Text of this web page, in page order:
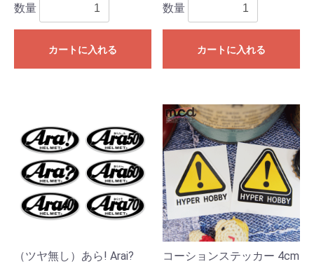
数量
カートに入れる
数量
カートに入れる
（ツヤ無し）あら! Arai?
コーションステッカー 4cm